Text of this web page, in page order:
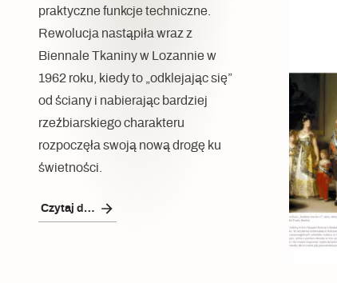
praktyczne funkcje techniczne.
Rewolucja nastąpiła wraz z
Biennale Tkaniny w Lozannie w
1962 roku, kiedy to „odklejając się”
od ściany i nabierając bardziej
rzeźbiarskiego charakteru
rozpoczęła swoją nową drogę ku
świetności.
Czytaj dalej